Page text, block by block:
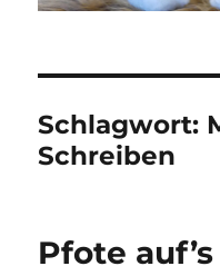
Schlagwort:
Schreiben
Pfote